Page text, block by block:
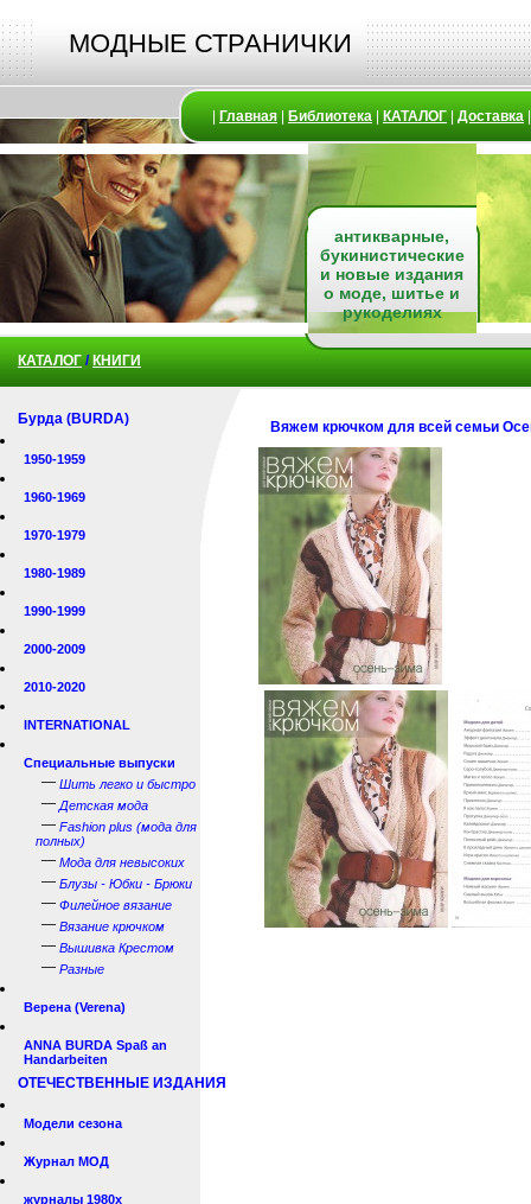
МОДНЫЕ СТРАНИЧКИ
Главная Библиотека КАТАЛОГ Доставка
антикварные,
букинистические
и новые издания
о моде, шитье и
рукоделиях
КАТАЛОГ / КНИГИ
Бурда (BURDA)
1950-1959
1960-1969
1970-1979
1980-1989
1990-1999
2000-2009
2010-2020
INTERNATIONAL
Специальные выпуски
— Шить легко и быстро
— Детская мода
— Fashion plus (мода для
полных)
— Мода для невысоких
— Блузы - Юбки - Брюки
— Филейное вязание
— Вязание крючком
— Вышивка Крестом
— Разные
Верена (Verena)
ANNA BURDA Spaß an
Handarbeiten
ОТЕЧЕСТВЕННЫЕ ИЗДАНИЯ
Модели сезона
Журнал МОД
журналы 1980х
Вяжем крючком для всей семьи